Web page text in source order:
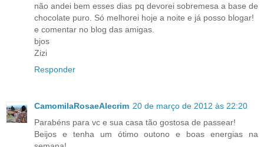
não andei bem esses dias pq devorei sobremesa a base de
chocolate puro. Só melhorei hoje a noite e já posso blogar!
e comentar no blog das amigas.
bjos
Zizi
Responder
CamomilaRosaeAlecrim 20 de março de 2012 às 22:20
Parabéns para vc e sua casa tão gostosa de passear!
Beijos e tenha um ótimo outono e boas energias na